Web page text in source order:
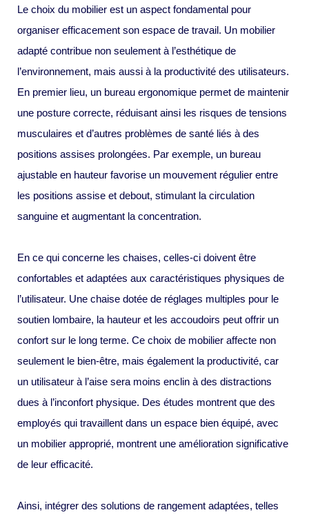
Le choix du mobilier est un aspect fondamental pour
organiser efficacement son espace de travail. Un mobilier
adapté contribue non seulement à l’esthétique de
l’environnement, mais aussi à la productivité des utilisateurs.
En premier lieu, un bureau ergonomique permet de maintenir
une posture correcte, réduisant ainsi les risques de tensions
musculaires et d’autres problèmes de santé liés à des
positions assises prolongées. Par exemple, un bureau
ajustable en hauteur favorise un mouvement régulier entre
les positions assise et debout, stimulant la circulation
sanguine et augmentant la concentration.
En ce qui concerne les chaises, celles-ci doivent être
confortables et adaptées aux caractéristiques physiques de
l’utilisateur. Une chaise dotée de réglages multiples pour le
soutien lombaire, la hauteur et les accoudoirs peut offrir un
confort sur le long terme. Ce choix de mobilier affecte non
seulement le bien-être, mais également la productivité, car
un utilisateur à l’aise sera moins enclin à des distractions
dues à l’inconfort physique. Des études montrent que des
employés qui travaillent dans un espace bien équipé, avec
un mobilier approprié, montrent une amélioration significative
de leur efficacité.
Ainsi, intégrer des solutions de rangement adaptées, telles